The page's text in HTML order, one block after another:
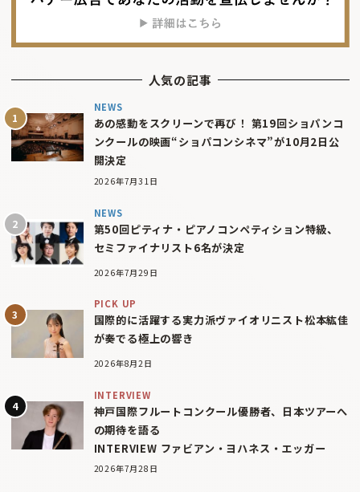
人気の記事
NEWS
あの感動をスクリーンで再び！ 第19回ショパンコ
ンクールの映画“ショパコンシネマ”が10月2日公
開決定
2026年7月31日
NEWS
第50回ピティナ・ピアノコンペティション特級、
セミファイナリスト6名が決定
2026年7月29日
PICK UP
国際的に活躍する実力派ヴァイオリニスト松本紘佳
が奏でる極上の響き
2026年8月2日
INTERVIEW
神戸国際フルートコンクール優勝者、日本ツアーへ
の期待を語る
INTERVIEW ファビアン・ヨハネス・エッガー
2026年7月28日